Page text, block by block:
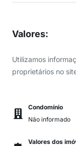
Valores:
Utilizamos
proprietários no
Condomínio
Não informado
Valores dos